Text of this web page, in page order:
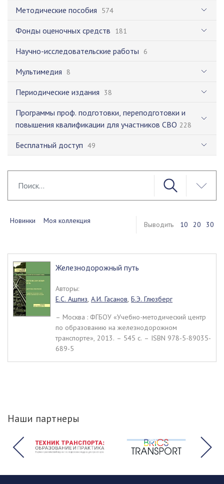
Методические пособия 574
Фонды оценочных средств 181
Научно-исследовательские работы 6
Мультимедия 8
Периодические издания 38
Программы проф. подготовки, переподготовки и
повышения квалификации для участников СВО 228
Бесплатный доступ 49
Новинки Моя коллекция Выводить 10 20 30
Железнодорожный путь
Авторы:
Е.С. Ашпиз, А.И. Гасанов, Б.Э. Глюзберг
– Москва : ФГБОУ «Учебно-методический центр
по образованию на железнодорожном
транспорте», 2013. – 545 c. – ISBN 978-5-89035-
689-5
Наши партнеры